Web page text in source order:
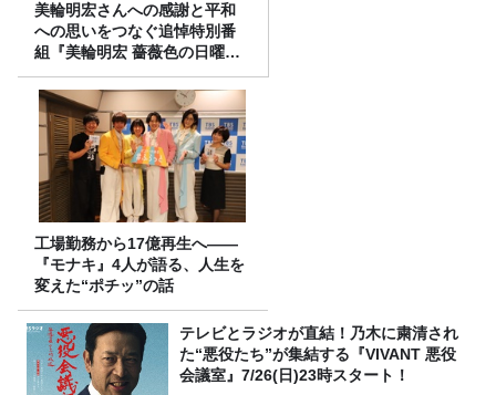
美輪明宏さんへの感謝と平和
への思いをつなぐ追悼特別番
組『美輪明宏 薔薇色の日曜日
～ごきげんよう、ルンルン
～』8/9（日）16時放送
工場勤務から17億再生へ——
『モナキ』4人が語る、人生を
変えた“ポチッ”の話
テレビとラジオが直結！乃木に粛清され
た“悪役たち”が集結する『VIVANT 悪役
会議室』7/26(日)23時スタート！